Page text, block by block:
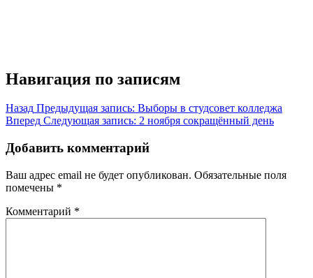
Навигация по записям
Назад Предыдущая запись: Выборы в студсовет колледжа
Вперед Следующая запись: 2 ноября сокращённый день
Добавить комментарий
Ваш адрес email не будет опубликован. Обязательные поля
помечены *
Комментарий *